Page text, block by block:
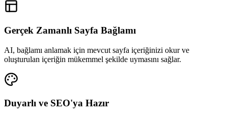
Gerçek Zamanlı Sayfa Bağlamı
AI, bağlamı anlamak için mevcut sayfa içeriğinizi okur ve
oluşturulan içeriğin mükemmel şekilde uymasını sağlar.
Duyarlı ve SEO'ya Hazır